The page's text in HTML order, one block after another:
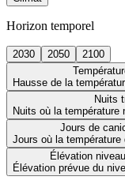
Horizon temporel
2030 2050
2100
Hausse de la
Nuits
Nuits où la température
Jours de
Jours où la température
Élévation
Élévation prévue du